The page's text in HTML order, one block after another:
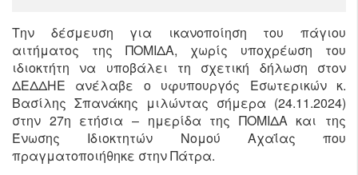
Την δέσμευση για ικανοποίηση του πάγιου
αιτήματος της ΠΟΜΙΔΑ, χωρίς υποχρέωση του
ιδιοκτήτη να υποβάλει τη σχετική δήλωση στον
ΔΕΔΔΗΕ ανέλαβε ο υφυπουργός Εσωτερικών κ.
Βασίλης Σπανάκης μιλώντας σήμερα (24.11.2024)
στην 27η ετήσια – ημερίδα της ΠΟΜΙΔΑ και της
Ένωσης Ιδιοκτητών Νομού Αχαΐας που
πραγματοποιήθηκε στην Πάτρα.